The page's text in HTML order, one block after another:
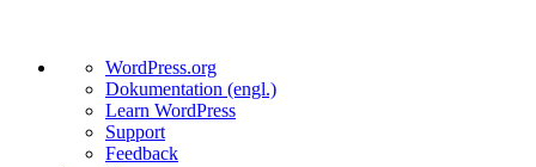
Über
WordPress
WordPress.org
Dokumentation (engl.)
Learn WordPress
Support
Feedback